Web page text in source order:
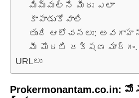
మిమ్మల్ని మీరు ఎలా
కాపాడుకోవాలి
తుది ఆలోచనలు:
మీ మొదటి రక్షణ మార్గం.
URLలు